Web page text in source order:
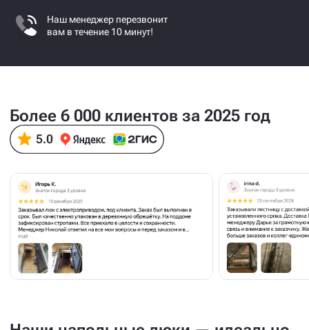
Наш менеджер перезвонит
вам в течение 10 минут!
Более 6 000 клиентов за 2025 год